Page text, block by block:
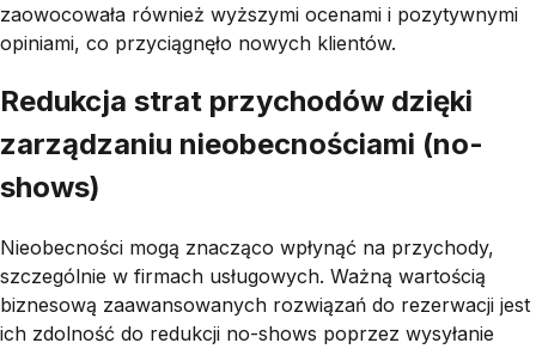
zaowocowała również wyższymi ocenami i pozytywnymi
opiniami, co przyciągnęło nowych klientów.
Redukcja strat przychodów dzięki
zarządzaniu nieobecnościami (no-
shows)
Nieobecności mogą znacząco wpłynąć na przychody,
szczególnie w firmach usługowych. Ważną wartością
biznesową zaawansowanych rozwiązań do rezerwacji jest
ich zdolność do redukcji no-shows poprzez wysyłanie